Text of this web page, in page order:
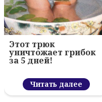
Этот трюк
уничтожает грибок
за 5 дней!
Читать далее